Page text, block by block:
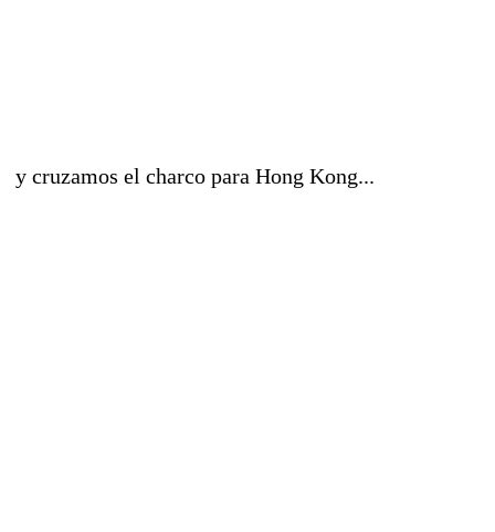
y cruzamos el charco para Hong Kong...